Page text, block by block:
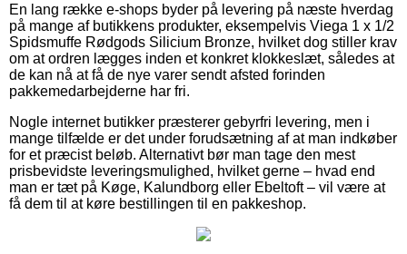
En lang række e-shops byder på levering på næste hverdag
på mange af butikkens produkter, eksempelvis Viega 1 x 1/2
Spidsmuffe Rødgods Silicium Bronze, hvilket dog stiller krav
om at ordren lægges inden et konkret klokkeslæt, således at
de kan nå at få de nye varer sendt afsted forinden
pakkemedarbejderne har fri.
Nogle internet butikker præsterer gebyrfri levering, men i
mange tilfælde er det under forudsætning af at man indkøber
for et præcist beløb. Alternativt bør man tage den mest
prisbevidste leveringsmulighed, hvilket gerne – hvad end
man er tæt på Køge, Kalundborg eller Ebeltoft – vil være at
få dem til at køre bestillingen til en pakkeshop.